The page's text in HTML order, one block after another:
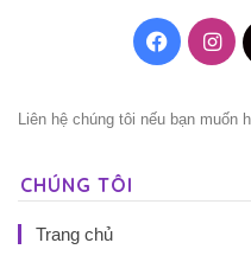
Liên hệ chúng tôi nếu bạn muốn
CHÚNG TÔI
Trang chủ